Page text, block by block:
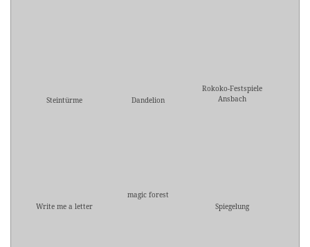
Steintürme Dandelion
Rokoko-Festspiele
Ansbach
Write me a letter
magic forest
Spiegelung